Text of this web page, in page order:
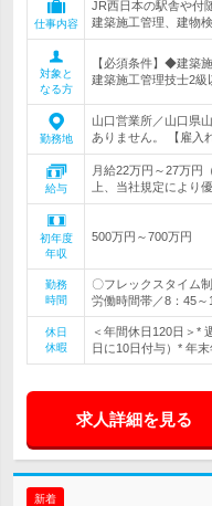
仕事内容
JR西日本の駅舎や付
建築施工管理、建物
対象と
なる方
【必須条件】◆建築
建築施工管理技士2
勤務地
山口営業所／山口県
ありません。 【雇入
給与
月給22万円～27万円
上、当社規定により
初年度
年収
500万円～700万円
勤務
時間
〇フレックスタイム
労働時間帯／8：45～
休日
休暇
＜年間休日120日＞*
日に10日付与）* 年
求人詳細を見る
新着